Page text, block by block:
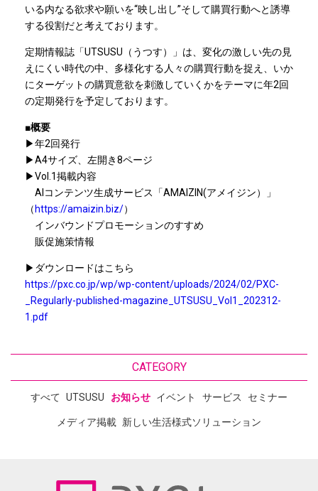
いる内なる欲求や願いを“映し出し”そして購買行動へと誘導
する役割だと考えております。
定期情報誌「UTSUSU（うつす）」は、変化の激しい先の見
えにくい時代の中、多様化する人々の購買行動を捉え、いか
にターゲットの購買意欲を刺激していくかをテーマに年2回
の定期発行を予定しております。
■概要
▶年2回発行
▶A4サイズ、左開き8ページ
▶Vol.1掲載内容
AIコンテンツ生成サービス「AMAIZIN(アメイジン）」
（ https://amaizin.biz/）
インバウンドプロモーションのすすめ
販促施策情報
▶ダウンロードはこちら
https://pxc.co.jp/wp/wp-content/uploads/2024/02/PXC-
_Regularly-published-magazine_UTSUSU_Vol1_202312-
1.pdf
CATEGORY
すべて UTSUSU お知らせ イベント サービス セミナー
メディア掲載 新しい生活様式ソリューション